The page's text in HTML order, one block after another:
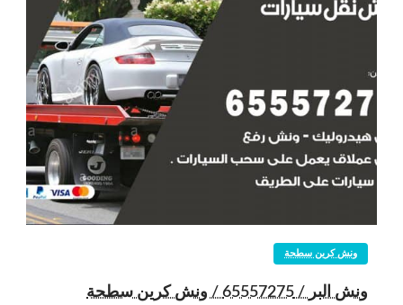
ونش كرين سطحة
ونش البر / 65557275 / ونش كرين سطحة